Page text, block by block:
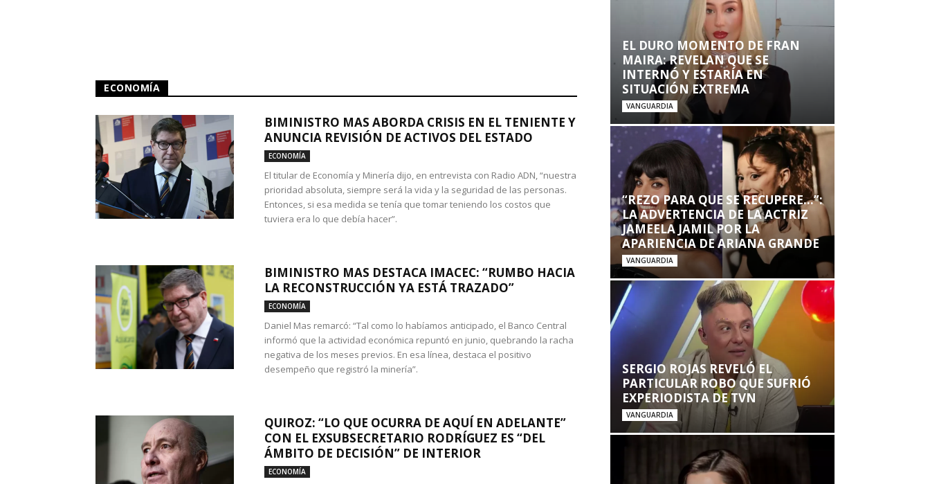
ECONOMÍA
BIMINISTRO MAS ABORDA CRISIS EN EL TENIENTE Y
ANUNCIA REVISIÓN DE ACTIVOS DEL ESTADO
ECONOMÍA
El titular de Economía y Minería dijo, en entrevista con Radio ADN, “nuestra
prioridad absoluta, siempre será la vida y la seguridad de las personas.
Entonces, si esa medida se tenía que tomar teniendo los costos que
tuviera era lo que debía hacer”.
BIMINISTRO MAS DESTACA IMACEC: “RUMBO HACIA
LA RECONSTRUCCIÓN YA ESTÁ TRAZADO”
ECONOMÍA
Daniel Mas remarcó: “Tal como lo habíamos anticipado, el Banco Central
informó que la actividad económica repuntó en junio, quebrando la racha
negativa de los meses previos. En esa línea, destaca el positivo
desempeño que registró la minería”.
QUIROZ: “LO QUE OCURRA DE AQUÍ EN ADELANTE”
CON EL EXSUBSECRETARIO RODRÍGUEZ ES “DEL
ÁMBITO DE DECISIÓN” DE INTERIOR
ECONOMÍA
EL DURO MOMENTO DE FRAN
MAIRA: REVELAN QUE SE
INTERNÓ Y ESTARÍA EN
SITUACIÓN EXTREMA
VANGUARDIA
“REZO PARA QUE SE RECUPERE…”:
LA ADVERTENCIA DE LA ACTRIZ
JAMEELA JAMIL POR LA
APARIENCIA DE ARIANA GRANDE
VANGUARDIA
SERGIO ROJAS REVELÓ EL
PARTICULAR ROBO QUE SUFRIÓ
EXPERIODISTA DE TVN
VANGUARDIA